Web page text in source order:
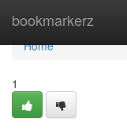
bookmarkerz
Home
Home
1